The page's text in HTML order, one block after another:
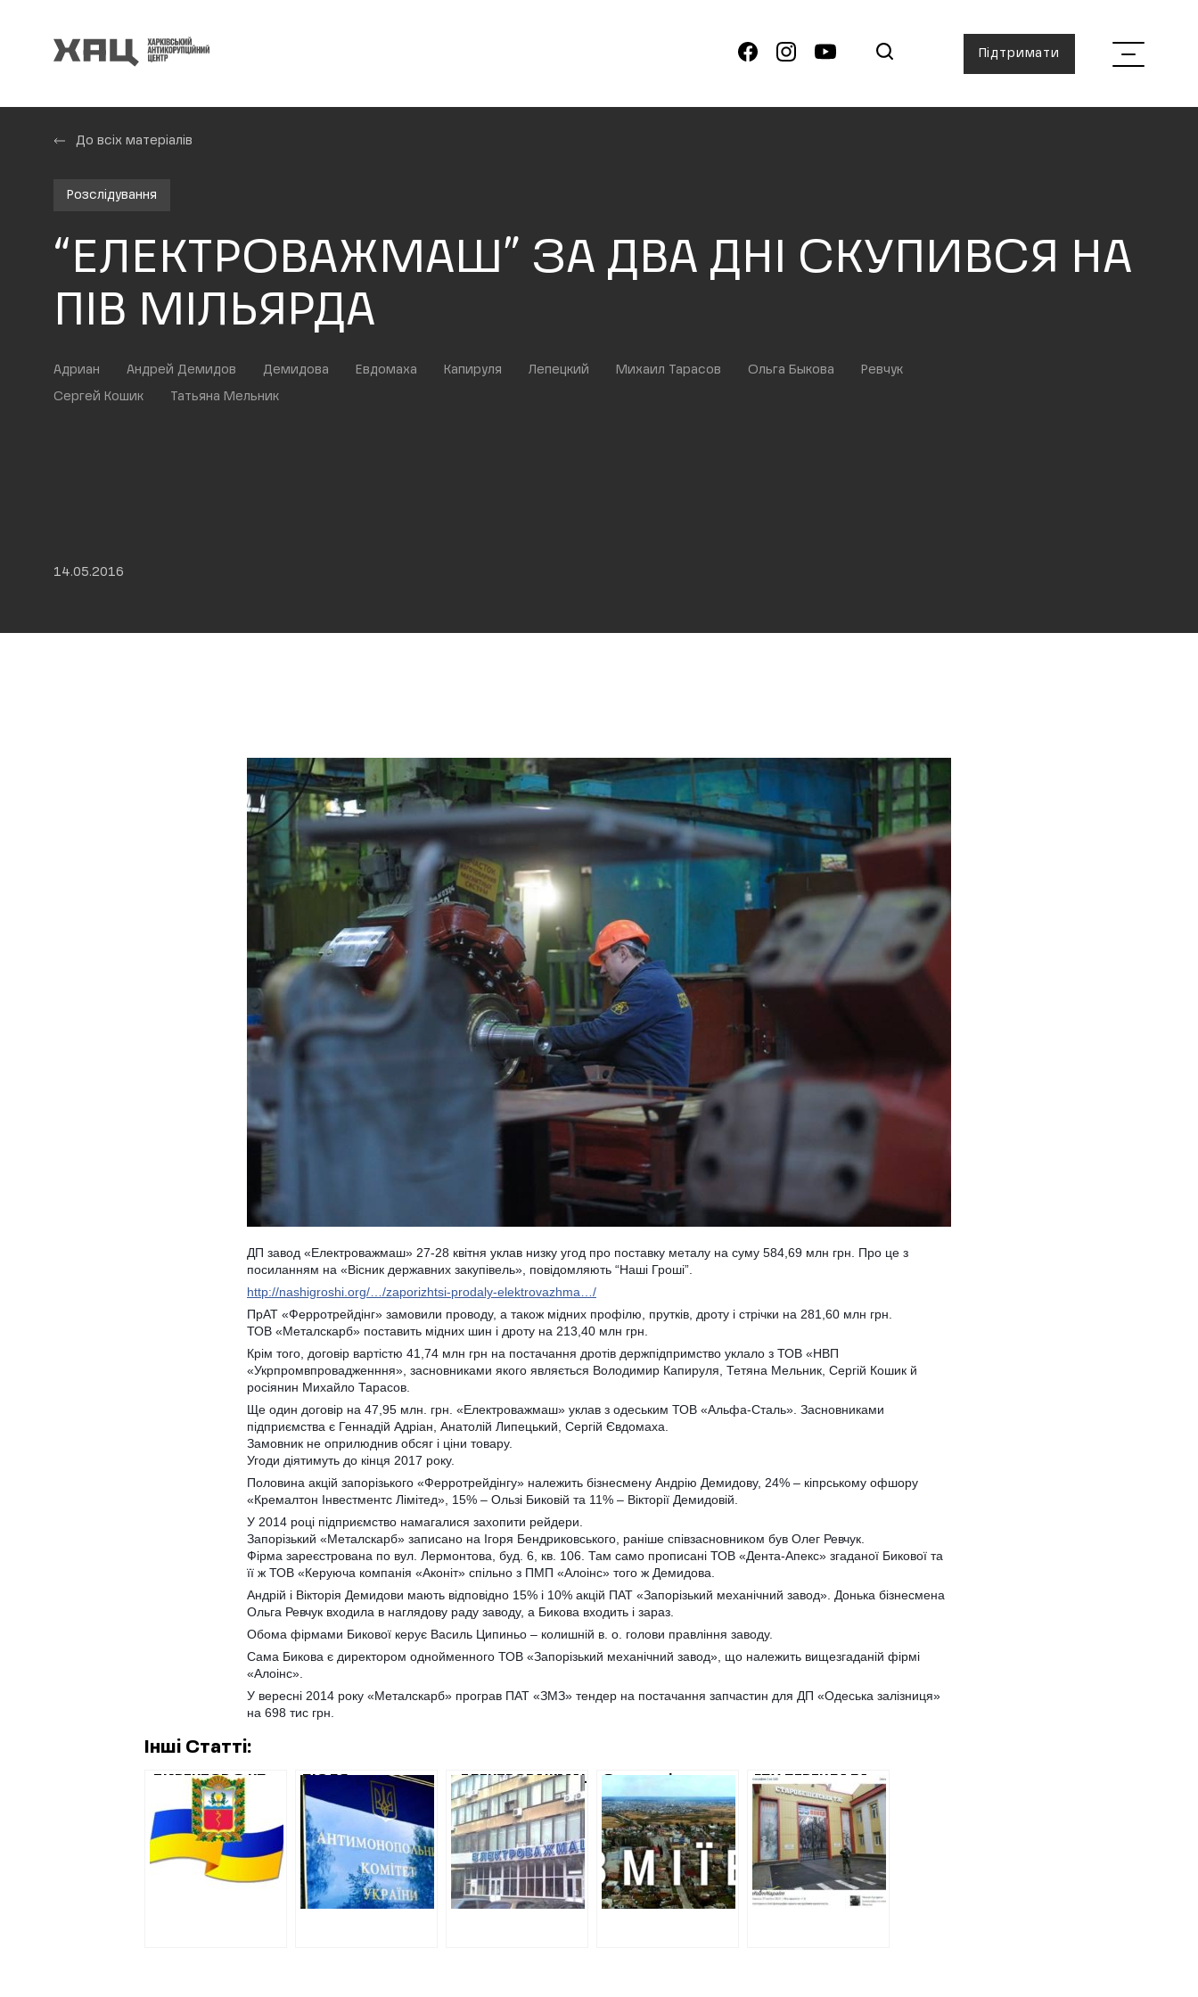
Підтримати
До всіх матеріалів
Розслідування
“ЕЛЕКТРОВАЖМАШ” ЗА ДВА ДНІ СКУПИВСЯ НА
ПІВ МІЛЬЯРДА
Адриан Андрей Демидов Демидова Евдомаха Капируля Лепецкий Михаил Тарасов Ольга Быкова Ревчук
Сергей Кошик Татьяна Мельник
14.05.2016
ДП завод «Електроважмаш» 27-28 квітня уклав низку угод про поставку металу на суму 584,69 млн грн. Про це з
посиланням на «Вісник державних закупівель», повідомляють “Наші Гроші”.
http://nashigroshi.org/…/zaporizhtsi-prodaly-elektrovazhma…/
ПрАТ «Ферротрейдінг» замовили проводу, а також мідних профілю, прутків, дроту і стрічки на 281,60 млн грн.
ТОВ «Металскарб» поставить мідних шин і дроту на 213,40 млн грн.
Крім того, договір вартістю 41,74 млн грн на постачання дротів держпідпримство уклало з ТОВ «НВП
«Укрпромвпровадженння», засновниками якого являється Володимир Капируля, Тетяна Мельник, Сергій Кошик й
росіянин Михайло Тарасов.
Ще один договір на 47,95 млн. грн. «Електроважмаш» уклав з одеським ТОВ «Альфа-Сталь». Засновниками
підприємства є Геннадій Адріан, Анатолій Липецький, Сергій Євдомаха.
Замовник не оприлюднив обсяг і ціни товару.
Угоди діятимуть до кінця 2017 року.
Половина акцій запорізького «Ферротрейдінгу» належить бізнесмену Андрію Демидову, 24% – кіпрському офшору
«Кремалтон Інвестментс Лімітед», 15% – Ользі Биковій та 11% – Вікторії Демидовій.
У 2014 році підприємство намагалися захопити рейдери.
Запорізький «Металскарб» записано на Ігоря Бендриковського, раніше співзасновником був Олег Ревчук.
Фірма зареєстрована по вул. Лермонтова, буд. 6, кв. 106. Там само прописані ТОВ «Дента-Апекс» згаданої Бикової та
її ж ТОВ «Керуюча компанія «Аконіт» спільно з ПМП «Алоінс» того ж Демидова.
Андрій і Вікторія Демидови мають відповідно 15% і 10% акцій ПАТ «Запорізький механічний завод». Донька бізнесмена
Ольга Ревчук входила в наглядову раду заводу, а Бикова входить і зараз.
Обома фірмами Бикової керує Василь Ципиньо – колишній в. о. голови правління заводу.
Сама Бикова є директором однойменного ТОВ «Запорізький механічний завод», що належить вищезгаданій фірмі
«Алоінс».
У вересні 2014 року «Металскарб» програв ПАТ «ЗМЗ» тендер на постачання запчастин для ДП «Одеська залізниця»
на 698 тис грн.
Інші Статті:
ДИРЕКТОР З КП
КЕРНЕСА ТА ЙОГО
ЗАСТУПНИК
РОЗІГРАЛИ 11
МІЛЬЙОНІВ НА
РЕМОНТ
ПІСЛЯ
ПУБЛІКАЦІЙ ХАЦ
ВЕРХОВНА РАДА
ПРОСИТЬ
ГЕНПРОКУРАТУРУ
ТА
АНТИМОНОПОЛЬНИЙ
КОМІТЕТ
«ЕЛЕКТРОВАЖМАШ»
КУПУЄ ТОВАРИ У
ЕСТОНСЬКОЇ
ФІРМИ
ЗАПОРІЗЬКОЇ
ДЕПУТАТКИ ВІД
БПП
Земельні
подарунки у
Змійові: як
місцеві депутати
та їх родичі
отримують
ділянки
ГПУ ПЕРЕКЛАЛА
НА ЯЦЕНЮКА
СВОЮ
ВІДПОВІДАЛЬНІСТЬ
ЗА ДОПОМОГУ В
КУПІВЛІ ВУГІЛЛЯ у
«міністра днр»